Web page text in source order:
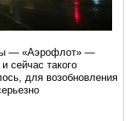
— «Аэрофлот» —
сейчас такого
для возобновления